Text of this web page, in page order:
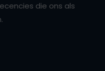
die ons als